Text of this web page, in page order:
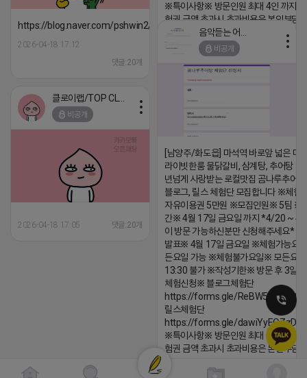
※특이사항※ 방문인원 최대 4인 까지
험권 금액 초과시 초과비용은 본인부담
2026-04-18 17:13
https://blog.naver.com/pshwin2/224023970047
2026-04-18 17:12
댓글:20개
비공개
[남양주/화도읍] 마석역 바로앞 넓은 매
라이빗한룸 물닭갈비, 삼계탕, 추어탕 맛
년넘게 사랑받는 로컬맛집 곰나루추어
블로그, 릴스 체험단 모집합니다 ※체험
자유이용권 5만원 ※모집인원※ 5팀 ※
간※ 4월 17일 금요일 까지 *4/20 ~ 4/
이 방문 가능하신분만 신청해주세요* ※
발표※ 4월 17일 금요일 ※체험가능요
든요일 가능 ※체험불가요일※ 모든요
13:30 불가 ※작성기한※ 방문 후 3일
체험신청※ 블로그체험단
https://forms.gle/
릴스체험단
https://forms.gle/
※특이사항※ 방문인원 최대 4인 까지
험권 금액 초과시 초과비용은 본인부담
2026-04-18 17:12
비공개
2026-04-18 17:05 댓글:20개